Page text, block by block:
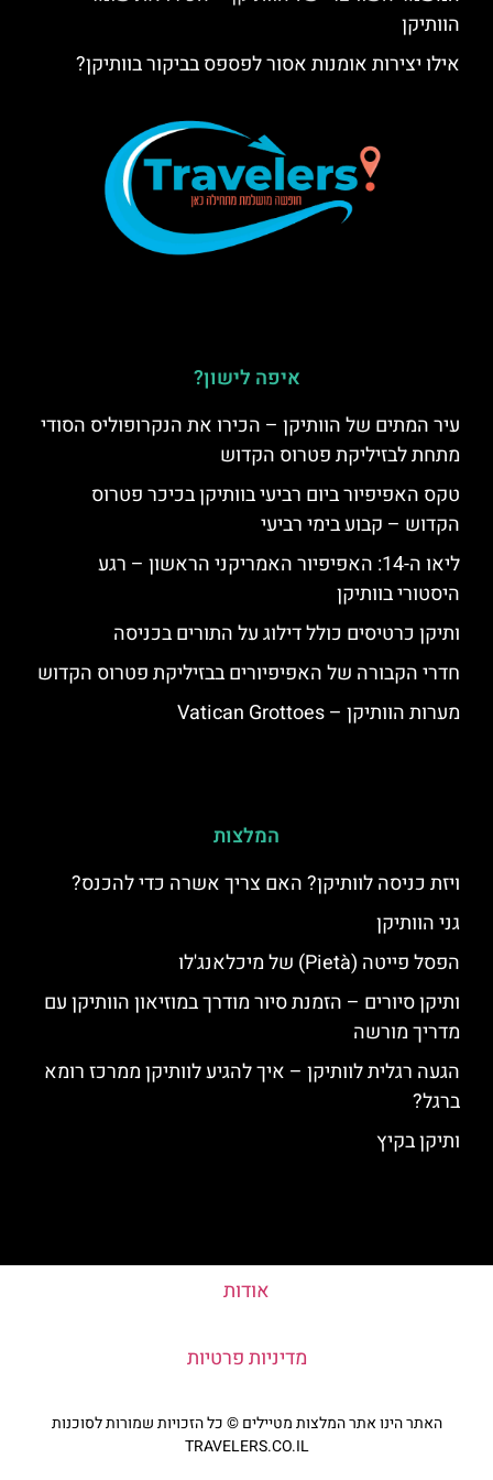
הוותיקן
אילו יצירות אומנות אסור לפספס בביקור בוותיקן?
איפה לישון?
עיר המתים של הוותיקן – הכירו את הנקרופוליס הסודי
מתחת לבזיליקת פטרוס הקדוש
טקס האפיפיור ביום רביעי בוותיקן בכיכר פטרוס
הקדוש – קבוע בימי רביעי
ליאו ה-14: האפיפיור האמריקני הראשון – רגע
היסטורי בוותיקן
ותיקן כרטיסים כולל דילוג על התורים בכניסה
חדרי הקבורה של האפיפיורים בבזיליקת פטרוס הקדוש
מערות הוותיקן – Vatican Grottoes
המלצות
ויזת כניסה לוותיקן? האם צריך אשרה כדי להכנס?
גני הוותיקן
הפסל פייטה (Pietà) של מיכלאנג'לו
ותיקן סיורים – הזמנת סיור מודרך במוזיאון הוותיקן עם
מדריך מורשה
הגעה רגלית לוותיקן – איך להגיע לוותיקן ממרכז רומא
ברגל?
ותיקן בקיץ
אודות
מדיניות פרטיות
האתר הינו אתר המלצות מטיילים © כל הזכויות שמורות לסוכנות
TRAVELERS.CO.IL